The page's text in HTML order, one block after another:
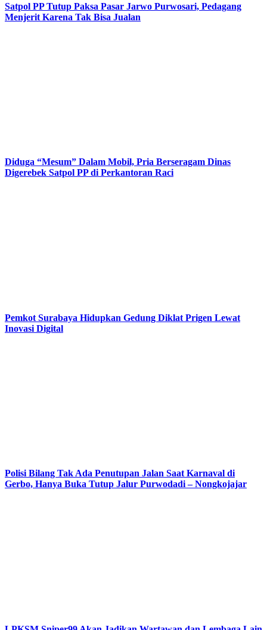
Satpol PP Tutup Paksa Pasar Jarwo Purwosari, Pedagang
Menjerit Karena Tak Bisa Jualan
Diduga “Mesum” Dalam Mobil, Pria Berseragam Dinas
Digerebek Satpol PP di Perkantoran Raci
Pemkot Surabaya Hidupkan Gedung Diklat Prigen Lewat
Inovasi Digital
Polisi Bilang Tak Ada Penutupan Jalan Saat Karnaval di
Gerbo, Hanya Buka Tutup Jalur Purwodadi – Nongkojajar